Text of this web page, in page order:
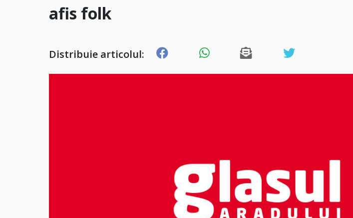
afis folk
Distribuie articolul: